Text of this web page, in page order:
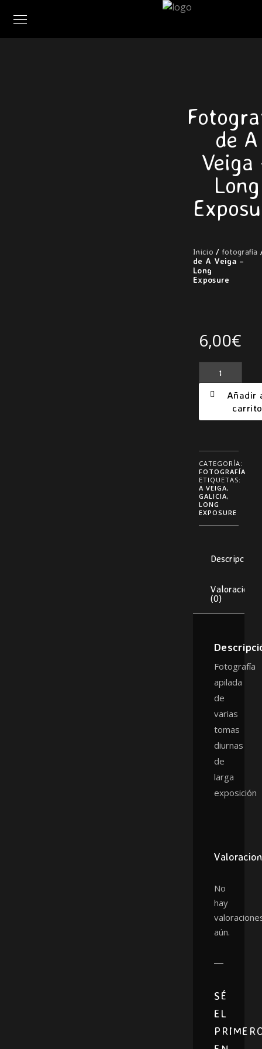
de A
Veiga
Long
Inicio / fotografía
de A Veiga –
Long
Exposure
6,00€
de
–
Exposure
cantidad
Añadir
carrito
CATEGORÍA:
FOTOGRAFÍA
ETIQUETAS:
A VEIGA,
GALICIA,
LONG
EXPOSURE
Descripción
Valoraciones
(0)
Fotografía
apilada
de
varias
tomas
diurnas
de
larga
exposición
No
hay
aún.
SÉ
EL